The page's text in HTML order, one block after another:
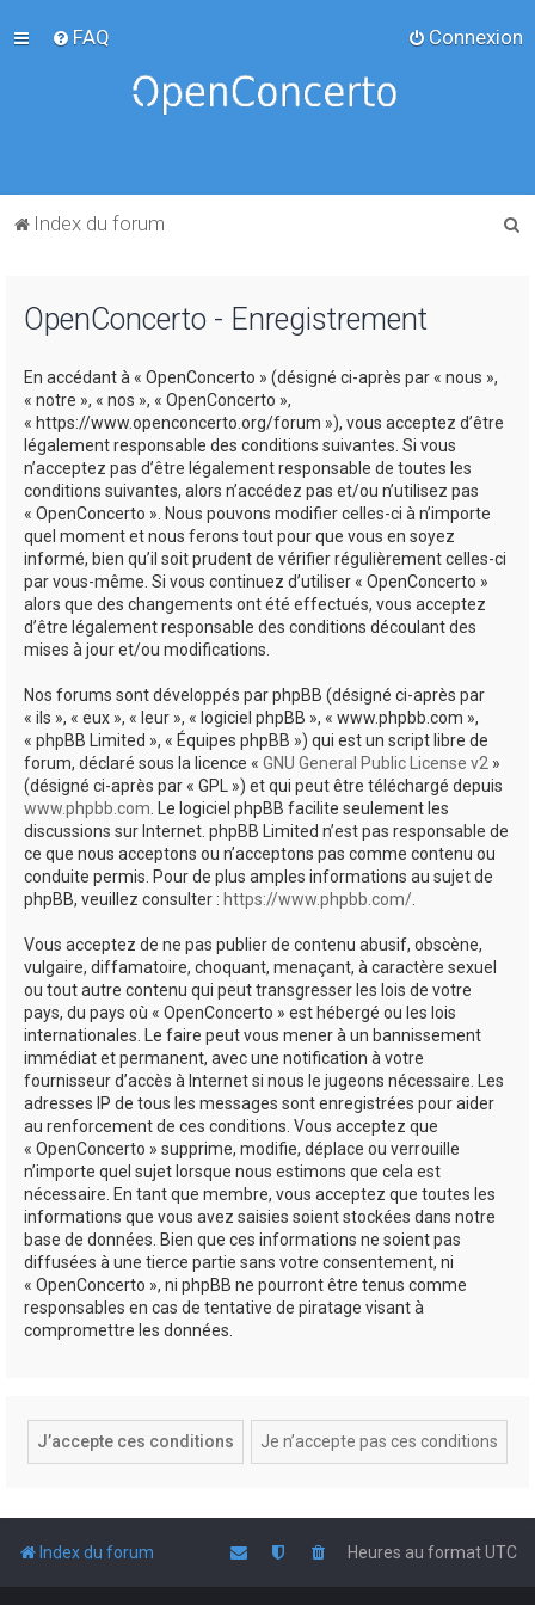
FAQ Connexion
Index du forum
OpenConcerto - Enregistrement
En accédant à « OpenConcerto » (désigné ci-après par « nous »,
« notre », « nos », « OpenConcerto »,
« https://www.openconcerto.org/forum »), vous acceptez d’être
légalement responsable des conditions suivantes. Si vous
n’acceptez pas d’être légalement responsable de toutes les
conditions suivantes, alors n’accédez pas et/ou n’utilisez pas
« OpenConcerto ». Nous pouvons modifier celles-ci à n’importe
quel moment et nous ferons tout pour que vous en soyez
informé, bien qu’il soit prudent de vérifier régulièrement celles-ci
par vous-même. Si vous continuez d’utiliser « OpenConcerto »
alors que des changements ont été effectués, vous acceptez
d’être légalement responsable des conditions découlant des
mises à jour et/ou modifications.
Nos forums sont développés par phpBB (désigné ci-après par
« ils », « eux », « leur », « logiciel phpBB », « www.phpbb.com »,
« phpBB Limited », « Équipes phpBB ») qui est un script libre de
forum, déclaré sous la licence « GNU General Public License v2 »
(désigné ci-après par « GPL ») et qui peut être téléchargé depuis
www.phpbb.com. Le logiciel phpBB facilite seulement les
discussions sur Internet. phpBB Limited n’est pas responsable de
ce que nous acceptons ou n’acceptons pas comme contenu ou
conduite permis. Pour de plus amples informations au sujet de
phpBB, veuillez consulter : https://www.phpbb.com/.
Vous acceptez de ne pas publier de contenu abusif, obscène,
vulgaire, diffamatoire, choquant, menaçant, à caractère sexuel
ou tout autre contenu qui peut transgresser les lois de votre
pays, du pays où « OpenConcerto » est hébergé ou les lois
internationales. Le faire peut vous mener à un bannissement
immédiat et permanent, avec une notification à votre
fournisseur d’accès à Internet si nous le jugeons nécessaire. Les
adresses IP de tous les messages sont enregistrées pour aider
au renforcement de ces conditions. Vous acceptez que
« OpenConcerto » supprime, modifie, déplace ou verrouille
n’importe quel sujet lorsque nous estimons que cela est
nécessaire. En tant que membre, vous acceptez que toutes les
informations que vous avez saisies soient stockées dans notre
base de données. Bien que ces informations ne soient pas
diffusées à une tierce partie sans votre consentement, ni
« OpenConcerto », ni phpBB ne pourront être tenus comme
responsables en cas de tentative de piratage visant à
compromettre les données.
Index du forum Heures au formatUTC